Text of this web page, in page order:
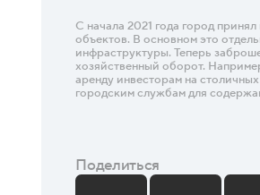
С начала 2021 года город
объектов. В основном это
инфраструктуры. Теперь
хозяйственный оборот.
аренду инвесторам на
городским службам для
Поделиться